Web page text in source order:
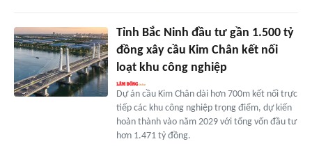
Tỉnh Bắc Ninh đầu tư gần 1.500 tỷ
đồng xây cầu Kim Chân kết nối
loạt khu công nghiệp
Dự án cầu Kim Chân dài hơn 700m kết nối trực
tiếp các khu công nghiệp trọng điểm, dự kiến
hoàn thành vào năm 2029 với tổng vốn đầu tư
hơn 1.471 tỷ đồng.